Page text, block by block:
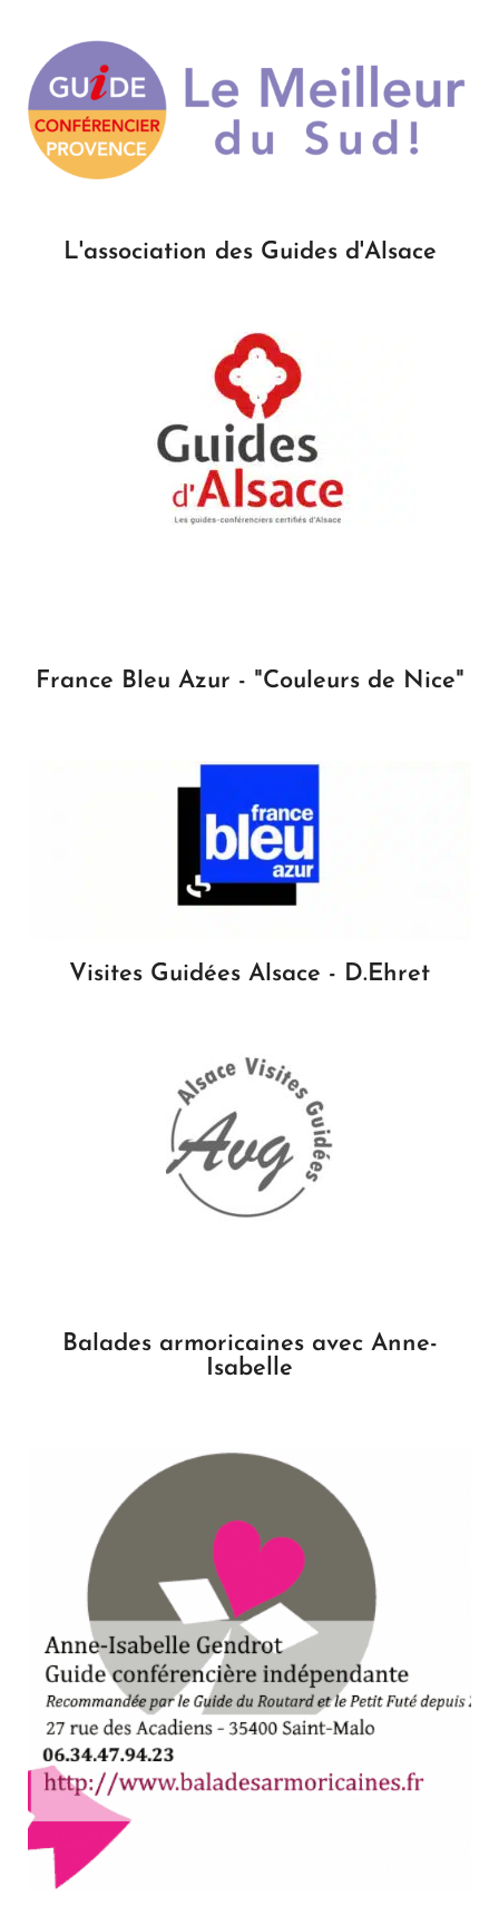
L'association des Guides d'Alsace
France Bleu Azur - "Couleurs de Nice"
Visites Guidées Alsace - D.Ehret
Balades armoricaines avec Anne-
Isabelle